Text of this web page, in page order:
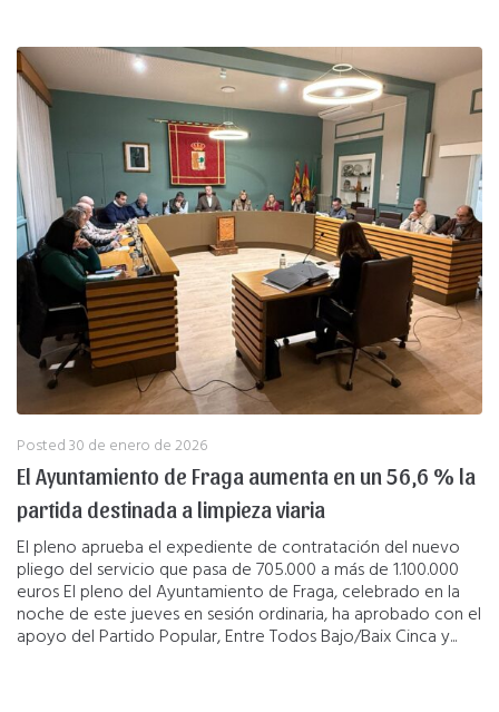
Posted30 de enero de 2026
El Ayuntamiento de Fraga aumenta en un 56,6 % la
partida destinada a limpieza viaria
El pleno aprueba el expediente de contratación del nuevo
pliego del servicio que pasa de 705.000 a más de 1.100.000
euros El pleno del Ayuntamiento de Fraga, celebrado en la
noche de este jueves en sesión ordinaria, ha aprobado con el
apoyo del Partido Popular, Entre Todos Bajo/Baix Cinca y...